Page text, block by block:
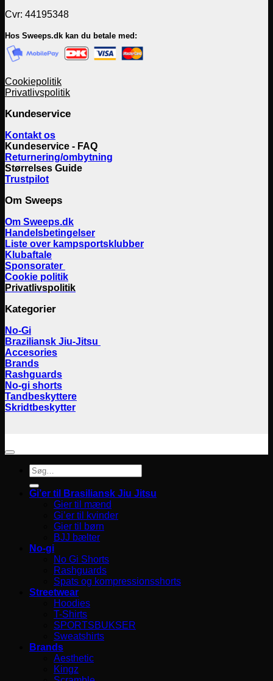
Cvr: 44195348
Hos Sweeps.dk kan du betale med:
Cookiepolitik
Privatlivspolitik
Kundeservice
Kontakt os
Kundeservice - FAQ
Returnering/ombytning
Størrelses Guide
Trustpilot
Om Sweeps
Om Sweeps.dk
Handelsbetingelser
Liste over kampsportsklubber
Klubaftale
Sponsorater
Cookie politik
Privatlivspolitik
Kategorier
No-Gi
Braziliansk Jiu-Jitsu
Accesories
Brands
Rashguards
No-gi shorts
Tandbeskyttere
Skridtbeskytter
Søg
efter:
Gi’er til Brasiliansk Jiu Jitsu
Gier til mænd
Gi’er til kvinder
Gier til børn
BJJ bælter
No-gi
No Gi Shorts
Rashguards
Spats og kompressionsshorts
Streetwear
Hoodies
T-Shirts
SPORTSBUKSER
Sweatshirts
Brands
Aesthetic
Kingz